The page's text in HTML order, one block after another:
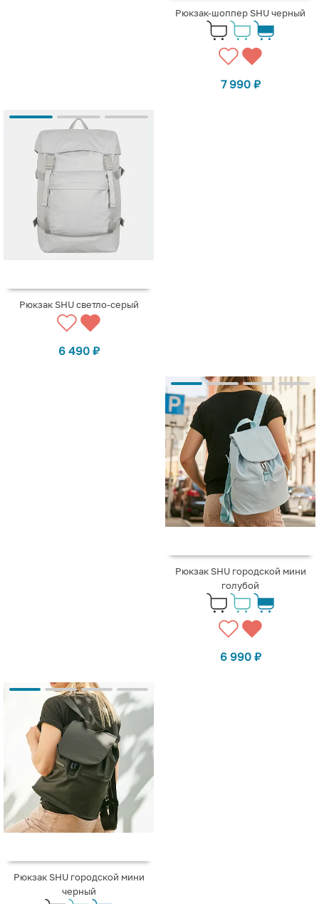
Рюкзак-шоппер SHU черный
7 990 ₽
Рюкзак SHU светло-серый
6 490 ₽
Рюкзак SHU городской мини
голубой
6 990 ₽
Рюкзак SHU городской мини
черный